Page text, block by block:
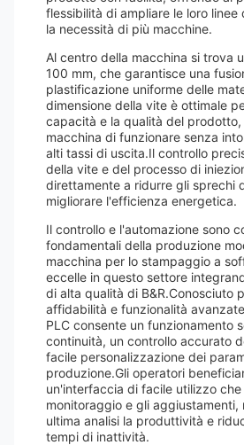
flessibilità di ampliare le loro
la necessità di più macchine.
Al centro della macchina si trova
100 mm, che garantisce una
plastificazione uniforme delle
dimensione della vite è ottimale
capacità e la qualità del prodotto,
macchina di funzionare senza
alti tassi di uscita.Il controllo
della vite e del processo di
direttamente a ridurre gli sprechi
migliorare l'efficienza energetica.
Il controllo e l'automazione sono
fondamentali della produzione
macchina per lo stampaggio a
eccelle in questo settore
di alta qualità di B&R.Conosciuto
affidabilità e funzionalità
PLC consente un funzionamento
continuità, un controllo accurato
facile personalizzazione dei
produzione.Gli operatori
un'interfaccia di facile utilizzo
monitoraggio e gli aggiustamenti,
ultima analisi la produttività e
tempi di inattività.